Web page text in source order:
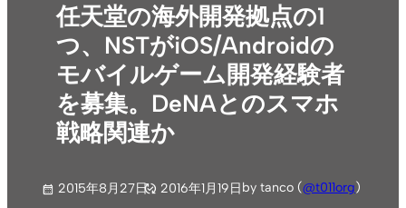
任天堂の海外開発拠点の1
つ、NSTがiOS/Androidの
モバイルゲーム開発経験者
を募集。DeNAとのスマホ
戦略関連か
2015年8月27日 2016年1月19日by tanco (@t011org)